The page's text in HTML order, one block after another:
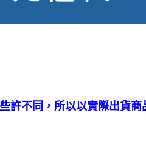
許不同，所以以實際出貨商